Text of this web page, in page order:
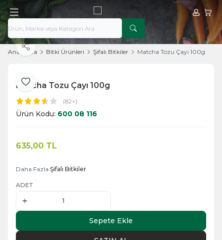
Hesabım
Ana Sayfa Bitki Ürünleri Şifalı Bitkiler Matcha Tozu Çayı 100g
Favoriye Ekle
Paylaş
Matcha Tozu Çayı 100g
(82+)
Ürün Kodu: 600 08 116
635,00 TL
Daha Fazla Şifalı Bitkiler
ADET
Sepete Ekle